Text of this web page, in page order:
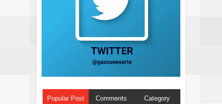
Popular Post Comments Category